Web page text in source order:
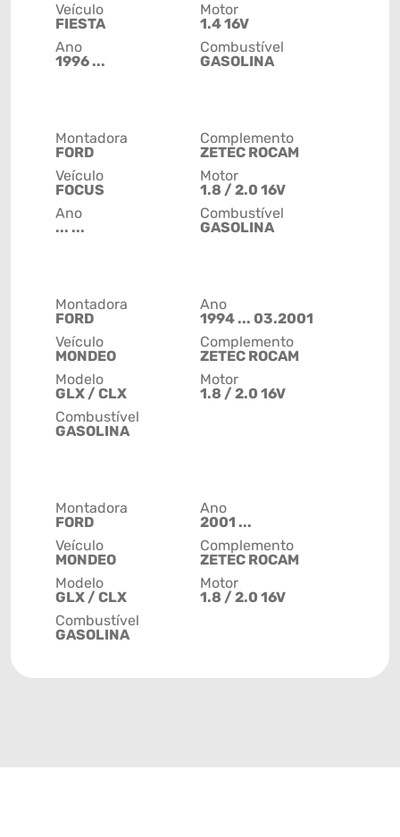
Veículo
FIESTA
Ano
1996 ...
Motor
1.4 16V
Combustível
GASOLINA
Montadora
FORD
Veículo
FOCUS
Ano
... ...
Complemento
ZETEC ROCAM
Motor
1.8 / 2.0 16V
Combustível
GASOLINA
Montadora
FORD
Veículo
MONDEO
Modelo
GLX / CLX
Ano
1994 ... 03.2001
Complemento
ZETEC ROCAM
Motor
1.8 / 2.0 16V
Combustível
GASOLINA
Montadora
FORD
Veículo
MONDEO
Modelo
GLX / CLX
Ano
2001 ...
Complemento
ZETEC ROCAM
Motor
1.8 / 2.0 16V
Combustível
GASOLINA